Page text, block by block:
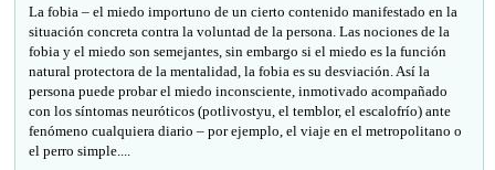
La fobia – el miedo importuno de un cierto contenido manifestado en la
situación concreta contra la voluntad de la persona. Las nociones de la
fobia y el miedo son semejantes, sin embargo si el miedo es la función
natural protectora de la mentalidad, la fobia es su desviación. Así la
persona puede probar el miedo inconsciente, inmotivado acompañado
con los síntomas neuróticos (potlivostyu, el temblor, el escalofrío) ante
fenómeno cualquiera diario – por ejemplo, el viaje en el metropolitano o
el perro simple....